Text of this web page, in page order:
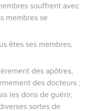
souffrent avec
membres se
êtes ses membres,
des apôtres,
des docteurs ;
les dons de guérir,
sortes de